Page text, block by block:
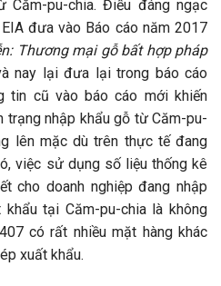
Căm-pu-chia. Điều đáng ngạc
đưa vào Báo cáo năm 2017
Thương mại gỗ bất hợp pháp
nay lại đưa lại trong báo cáo
tin cũ vào báo cáo mới khiến
nhập khẩu gỗ từ Căm-pu-
lên mặc dù trên thực tế đang
việc sử dụng số liệu thống kê
cho doanh nghiệp đang nhập
tại Căm-pu-chia là không
có rất nhiều mặt hàng khác
xuất khẩu.